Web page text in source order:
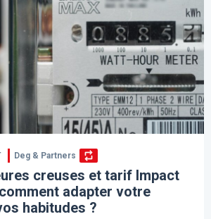
Deg & Partners
creuses et tarif Impact
adapter votre
habitudes ?